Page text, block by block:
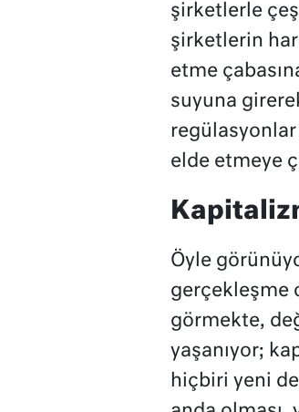
şirketlerle
şirketlerin
etme
suyuna
regülasyonlar
elde etmeye
Öyle
gerçekleşme
görmekte,
yaşanıyor;
hiçbiri yeni